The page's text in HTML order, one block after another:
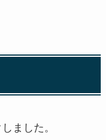
ました。